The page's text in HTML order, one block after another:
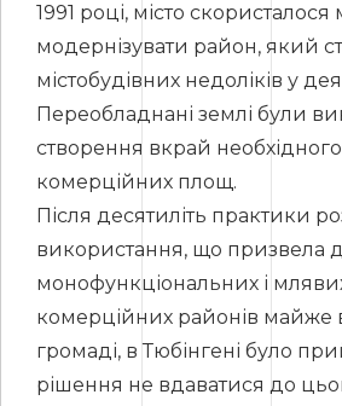
1991 році, місто
модернізувати район, який
містобудівних недоліків у
Переобладнані землі були
створення вкрай
комерційних площ.
Після десятиліть практики
використання, що призвела
монофункціональних і
комерційних районів майже
громаді, в Тюбінгені було
рішення не вдаватися до